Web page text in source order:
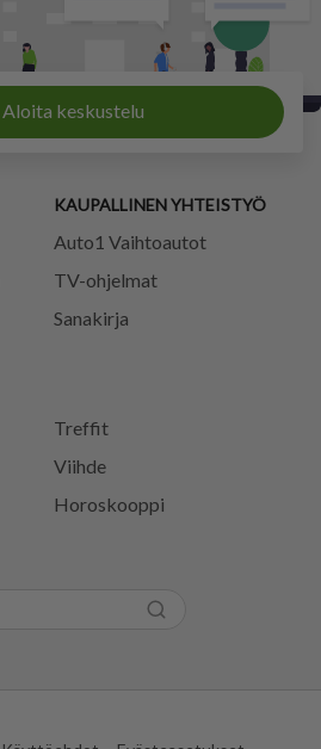
Aloita keskustelu
Treffit
Viihde
Horoskooppi
KAUPALLINEN YHTEISTYÖ
Auto1 Vaihtoautot
TV-ohjelmat
Sanakirja